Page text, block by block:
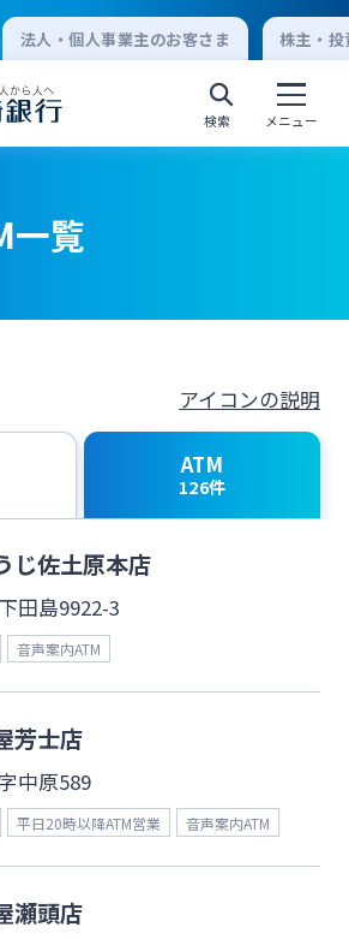
法人・個人事業主のお客さま 株主・
検索 メニュー
ンターネットバンキング
ログオン
ンターネットバンキング
Mikatanoシリーズ
ログオン
質問 チャットで相談
一覧
アイコンの説明
ATM
126件
じ佐土原本店
田島9922-3
音声案内ATM
芳士店
中原589
平日20時以降ATM営業 音声案内ATM
瀬頭店